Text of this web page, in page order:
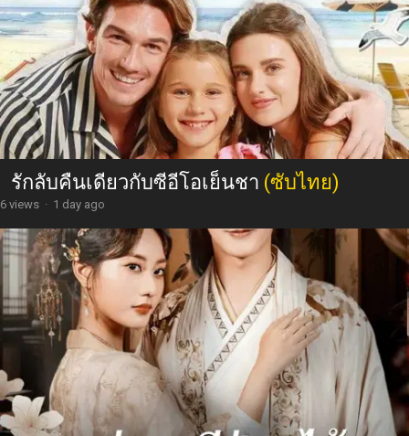
รักลับคืนเดียวกับซีอีโอเย็นชา (ซับไทย)
6 views · 1 day ago